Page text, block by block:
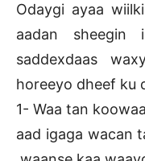
Odaygi ayaa
aadan
saddexdaas
horeeyo dheef ku
1- Waa tan
aad igaga wacan